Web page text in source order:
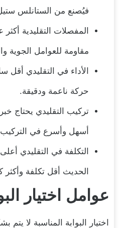
فيُصنع من الستانلس ستيل
المفصلات التقليدية
مقاومة للعوامل الجوية
الأداء في التقليدي أقل
حركة ناعمة ودقيقة.
تركيب التقليدي يحتاج
أسهل وأسرع في
التكلفة في التقليدي
الحديث أقل تكلفة وأكثر
عوامل اختيار
اختيار البوابة المناسبة لا